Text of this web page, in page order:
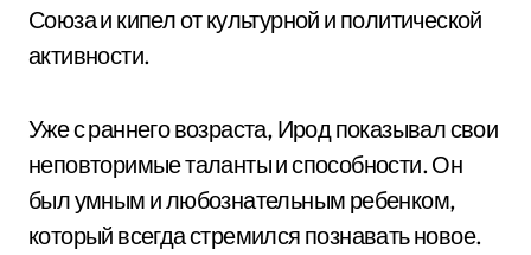
Союза и кипел от культурной и политической
активности.
Уже с раннего возраста, Ирод показывал свои
неповторимые таланты и способности. Он
был умным и любознательным ребенком,
который всегда стремился познавать новое.